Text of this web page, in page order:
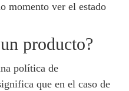
momento ver el estado
producto?
política de
que en el caso de